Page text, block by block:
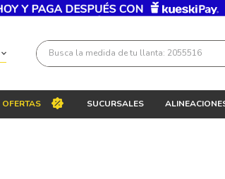
Busca la medida de tu llanta:
OFERTAS SUCURSALES
Términos más buscados